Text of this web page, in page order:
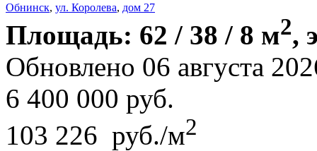
Обнинск, ул. Королева, дом 27
Площадь: 62 / 38 / 8 м2,
Обновлено 06 августа
6 400 000 руб.
103 226 руб./м2